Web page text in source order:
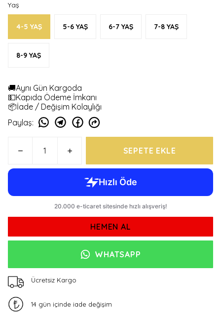
Yaş
4-5 YAŞ 5-6 YAŞ 6-7 YAŞ 7-8 YAŞ
8-9 YAŞ
🚚Aynı Gün Kargoda
💵Kapıda Ödeme İmkanı
📦İade / Değişim Kolaylığı
Paylaş:
SEPETE EKLE
HEMEN AL
WHATSAPP
Ücretsiz Kargo
14 gün içinde iade değişim